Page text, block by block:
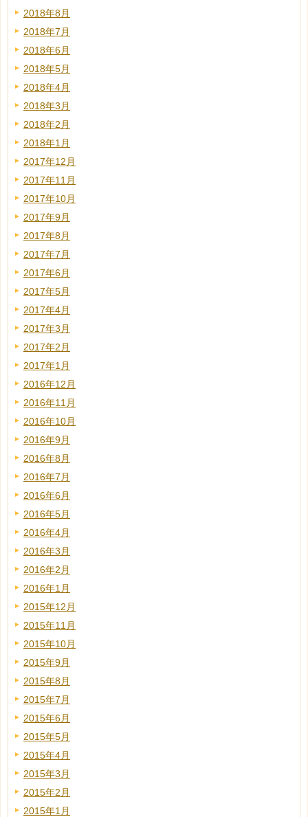
2018年8月
2018年7月
2018年6月
2018年5月
2018年4月
2018年3月
2018年2月
2018年1月
2017年12月
2017年11月
2017年10月
2017年9月
2017年8月
2017年7月
2017年6月
2017年5月
2017年4月
2017年3月
2017年2月
2017年1月
2016年12月
2016年11月
2016年10月
2016年9月
2016年8月
2016年7月
2016年6月
2016年5月
2016年4月
2016年3月
2016年2月
2016年1月
2015年12月
2015年11月
2015年10月
2015年9月
2015年8月
2015年7月
2015年6月
2015年5月
2015年4月
2015年3月
2015年2月
2015年1月